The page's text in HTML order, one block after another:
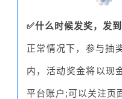
✅什么时候发奖，发
正常情况下，参与抽
内，活动奖金将以现
平台账户;可以关注页